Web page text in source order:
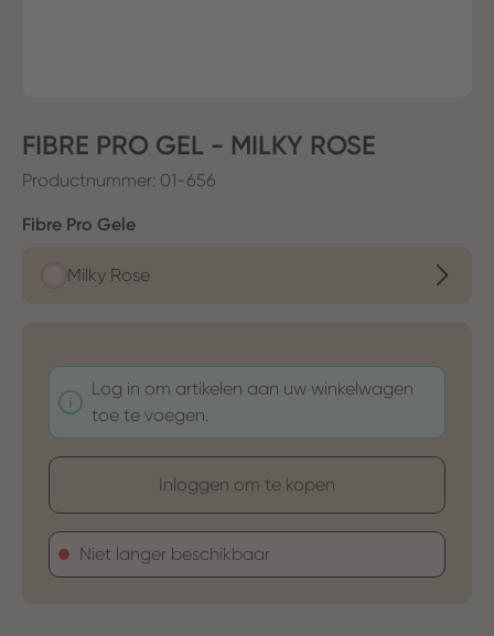
FIBRE PRO GEL - MILKY ROSE
Productnummer: 01-656​
Selecteer
Fibre Pro Gele
Milky Rose
Log in om artikelen aan uw winkelwagen
toe te voegen.
Inloggen om te kopen
Niet langer beschikbaar